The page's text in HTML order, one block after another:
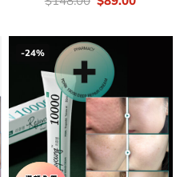
錢： price
$148.00.$89.00.
-24%